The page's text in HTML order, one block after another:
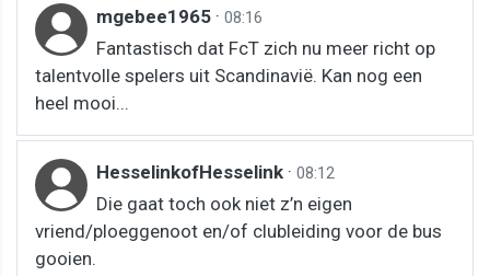
mgebee1965 · 08:16
Fantastisch dat FcT zich nu meer richt op
talentvolle spelers uit Scandinavië. Kan nog een
heel mooi...
HesselinkofHesselink · 08:12
Die gaat toch ook niet z’n eigen
vriend/ploeggenoot en/of clubleiding voor de bus
gooien.